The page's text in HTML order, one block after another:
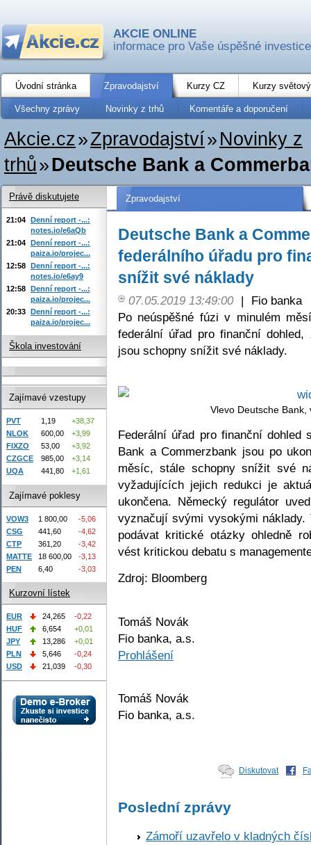
AKCIE ONLINE
informace pro Vaše úspěšné investice
Úvodní stránka Zpravodajství Kurzy CZ Kurzy
Všechny zprávy Novinky z trhů Komentáře a doporučení
Akcie.cz»Zpravodajství» Novinky z
trhů»Deutsche Bank a
Zpravodajství
Deutsche Bank a
federálního úřadu pro
snížit své náklady
07.05.2019 13:49:00 |
Fio banka
Po neúspěšné fúzi v minulém
federální úřad pro finanční
jsou schopny snížit své náklady.
Vlevo Deutsche
Federální úřad pro finanční
Bank a Commerzbank jsou po
měsíc, stále schopny snížit své
vyžadujících jejich redukci je
ukončena. Německý regulátor
vyznačují svými vysokými náklady.
podávat kritické otázky ohledně
vést kritickou debatu s
Zdroj: Bloomberg
Tomáš Novák
Fio banka, a.s.
Prohlášení
Tomáš Novák
Fio banka, a.s.
Diskutovat
Poslední zprávy
Zámoří uzavřelo v kladných
Právě diskutujete
21:04 Denní report -...:
notes.io/e6aQb
21:04 Denní report -...:
paiza.io/projec...
12:58 Denní report -...:
notes.io/e6ay9
12:58 Denní report -...:
paiza.io/projec...
20:33 Denní report -...:
paiza.io/projec...
Škola investování
Zajímavé vzestupy
PVT 1,19
+38,37
NLOK
600,00
+3,99
FIXZO
53,00
+3,92
CZGCE
985,00
+3,14
UQA
441,80 +1,61
Zajímavé poklesy
VOW3 1 800,00
-5,06
CSG
441,60
-4,62
CTP
361,20
-3,42
MATTE
18 600,00
-3,13
PEN
6,40 -3,03
Kurzovní lístek
EUR 24,265
-0,22
HUF
6,654
+0,01
JPY
13,286
+0,01
PLN
5,646
-0,24
USD
21,039 -0,30